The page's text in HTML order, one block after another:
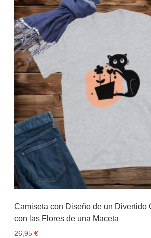
Camiseta con Diseño de un Divertido
con las Flores de una Maceta
26,95 €